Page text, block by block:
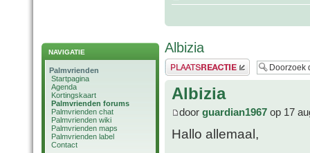
NAVIGATIE
Palmvrienden
Startpagina
Agenda
Kortingskaart
Palmvrienden forums
Palmvrienden chat
Palmvrienden wiki
Palmvrienden maps
Palmvrienden label
Contact
Albizia
Plaats een reactie
Albizia
door guardian1967 op 17
Hallo allemaal,